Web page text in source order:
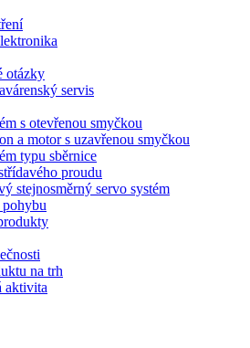
otázky
servis
s otevřenou smyčkou
a motor s uzavřenou smyčkou
typu sběrnice
proudu
stejnosměrný servo systém
pohybu
na trh
aktivita